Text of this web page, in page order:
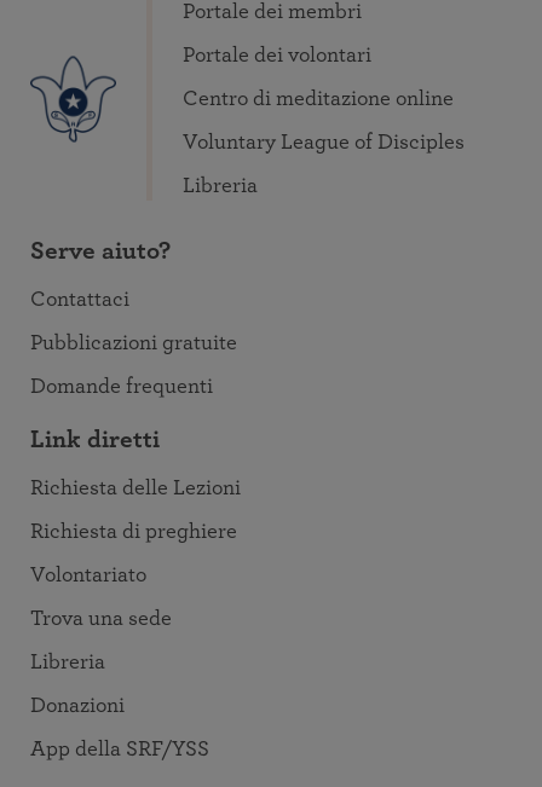
Portale dei membri
Portale dei volontari
Centro di meditazione online
Voluntary League of Disciples
Libreria
Serve aiuto?
Contattaci
Pubblicazioni gratuite
Domande frequenti
Link diretti
Richiesta delle Lezioni
Richiesta di preghiere
Volontariato
Trova una sede
Libreria
Donazioni
App della SRF/YSS